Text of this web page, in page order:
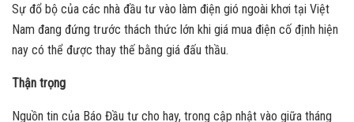
Sự đổ bộ của các nhà đầu tư vào làm điện gió ngoài khơi tại Việt
Nam đang đứng trước thách thức lớn khi giá mua điện cố định hiện
nay có thể được thay thế bằng giá đấu thầu.
Thận trọng
Nguồn tin của Báo Đầu tư cho hay, trong cập nhật vào giữa tháng